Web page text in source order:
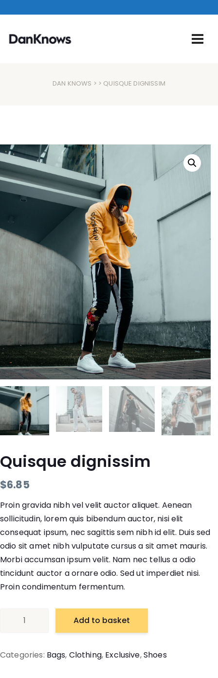
DAN KNOWS > > QUISQUE DIGNISSIM
Quisque dignissim
$6.85
Proin gravida nibh vel velit auctor aliquet. Aenean
sollicitudin, lorem quis bibendum auctor, nisi elit
consequat ipsum, nec sagittis sem nibh id elit. Duis sed
odio sit amet nibh vulputate cursus a sit amet mauris.
Morbi accumsan ipsum velit. Nam nec tellus a odio
tincidunt auctor a ornare odio. Sed ut imperdiet nisi.
Proin condimentum fermentum.
Quisque
Add to basket
Categories: Bags, Clothing, Exclusive,Shoes